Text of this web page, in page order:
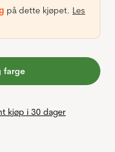
på dette kjøpet. Les
farge
kjøp i 30 dager